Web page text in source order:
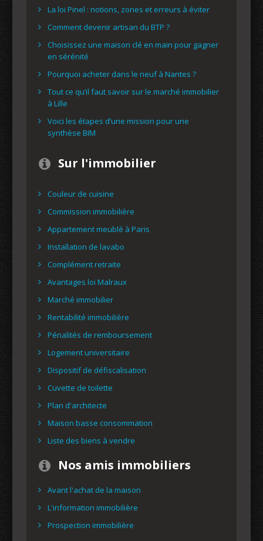
La loi Pinel : notions, zones et erreurs à éviter
Comment devenir artisan du BTP ?
Choisissez une maison clé en main pour gagner
en sérénité
Pourquoi acheter dans le neuf à Nantes ?
Tout ce qu’il faut savoir sur le marché immobilier
à Lille
Voici les étapes d’une mission pour une
synthèse BIM
Sur l'immobilier
Couleur de cuisine
Commission immobilière
Appartement meublé à Paris
Installation de lavabo
Complément retraite
Avantages loi Malraux
Marché immobilier
Rentabilité immobilière
Pénalités de remboursement
Logement universitaire
Dispositif de défiscalisation
Cuvette de toilette
Plan d'architecte
Maison basse consommation
Liste des biens à vendre
Nos amis immobiliers
Avant l'achat de la maison
L'information immobilière
Prospection immobilière